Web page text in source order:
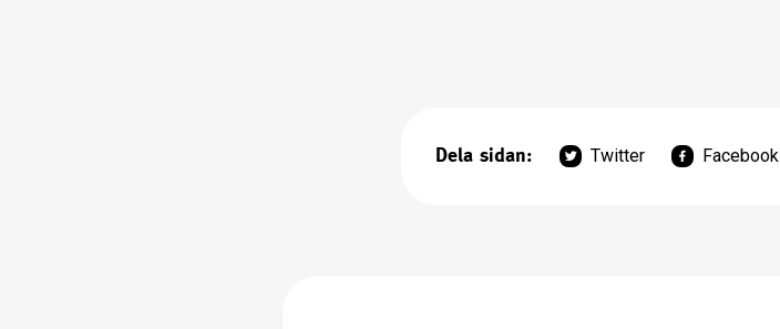
Dela sidan: Twitter Facebook